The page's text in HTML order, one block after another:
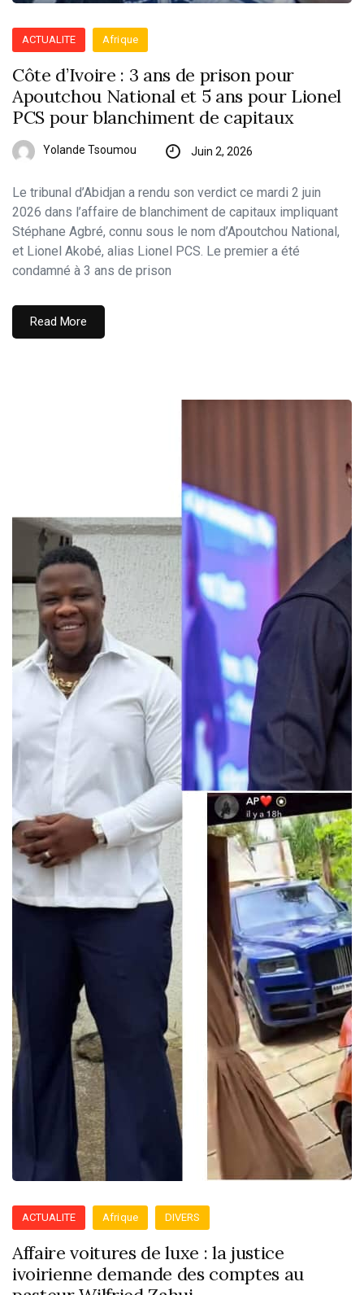
ACTUALITE Afrique
Côte d’Ivoire : 3 ans de prison pour
Apoutchou National et 5 ans pour Lionel
PCS pour blanchiment de capitaux
Yolande Tsoumou Juin 2, 2026
Le tribunal d’Abidjan a rendu son verdict ce mardi 2 juin
2026 dans l’affaire de blanchiment de capitaux impliquant
Stéphane Agbré, connu sous le nom d’Apoutchou National,
et Lionel Akobé, alias Lionel PCS. Le premier a été
condamné à 3 ans de prison
Read More
ACTUALITE Afrique DIVERS
Affaire voitures de luxe : la justice
ivoirienne demande des comptes au